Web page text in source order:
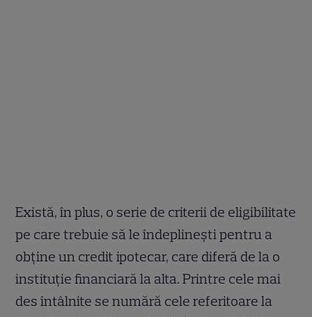
Există, în plus, o serie de criterii de eligibilitate
pe care trebuie să le îndeplinești pentru a
obține un credit ipotecar, care diferă de la o
instituție financiară la alta. Printre cele mai
des întâlnite se numără cele referitoare la